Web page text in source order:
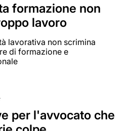
formazione non
lavoro
lavorativa non scrimina
di formazione e
per l'avvocato che